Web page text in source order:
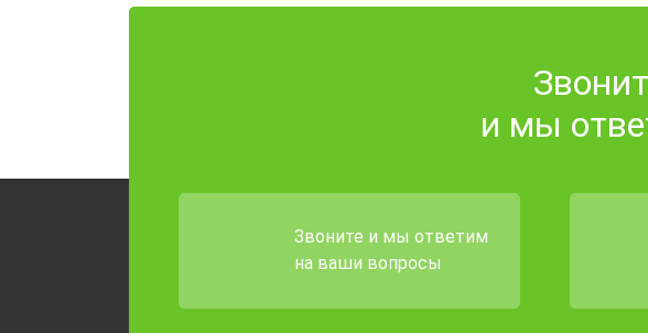
и мы
Звоните и мы ответим
на ваши вопросы